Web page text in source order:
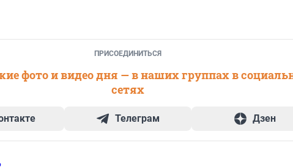
ПРИСОЕДИНИТЬСЯ
фото и видео дня — в наших группах в
сетях
Телеграм Дзен